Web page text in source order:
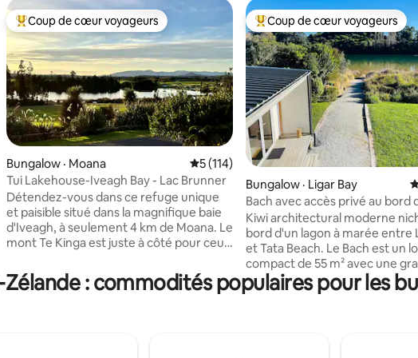
de 4,92 sur 5, 366 commentaires
Coup de cœur voyageurs parmi les plus aimés
Coup de cœur voyageurs
Bungalow · Moana Note moyenne de 5 sur 5, 114
5 (114)
Tui Lakehouse-Iveagh Bay - Lac Brunner
Détendez-vous dans ce refuge unique
et paisible situé dans la magnifique baie
d'Iveagh, à seulement 4 km de Moana. Le
mont Te Kinga est juste à côté pour ceux
promenades dans la brousse. Le lac est
parfait pour les sports nautiques toute
Coup de cœur voyageurs
Coup de cœur voyageurs
Bungalow · Ligar Bay
Bach avec accès privé au bord
2 kayaks
Kiwi architectural moderne
bord d'un lagon à marée entre
et Tata Beach. Le Bach est un logement
compact de 55 m² avec une
terrasse abritée et couverte
soleil toute la journée. Une
chaque côté, toutes avec une
: commodités populaires pour les